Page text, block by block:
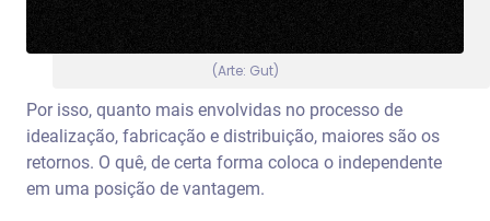
(Arte: Gut)
Por isso, quanto mais envolvidas no processo de
idealização, fabricação e distribuição, maiores são os
retornos. O quê, de certa forma coloca o independente
em uma posição de vantagem.